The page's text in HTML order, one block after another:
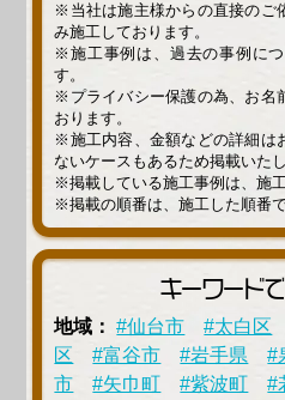
※当社は施主様からの直接のご
み施工しております。
※施工事例は、過去の事例に
す。
※プライバシー保護の為、お名
おります。
※施工内容、金額などの詳細は
ないケースもあるため掲載いたし
※掲載している施工事例は、施
※掲載の順番は、施工した順番
キーワード
地域： #仙台市 #太白区
区
#富谷市 #岩手県 #
市
#矢巾町 #紫波町
#